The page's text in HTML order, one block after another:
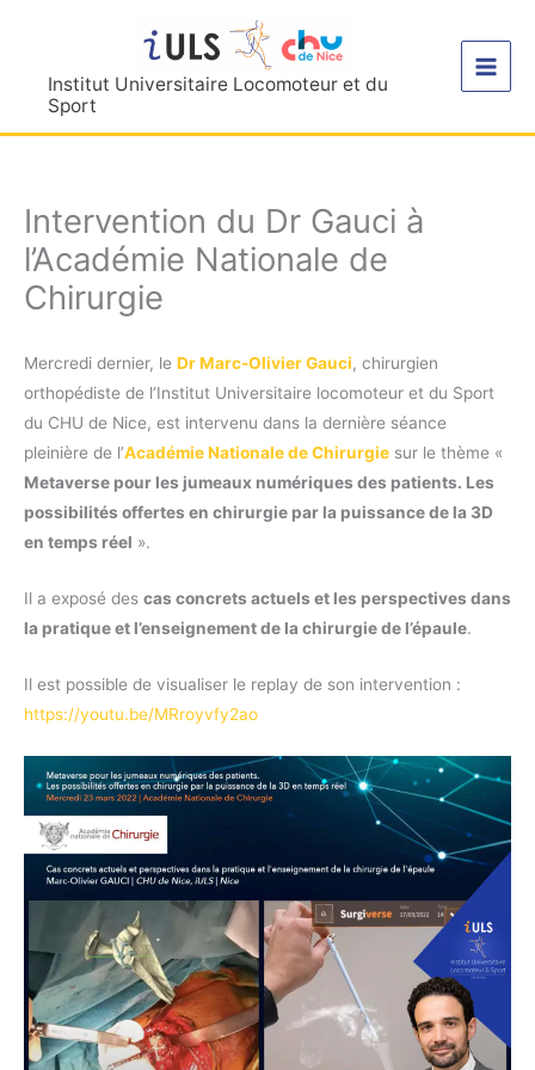
contenuInstitut Universitaire Locomoteur et du
Sport
Intervention du Dr Gauci à
l’Académie Nationale de
Chirurgie
Mercredi dernier, le Dr Marc-Olivier Gauci, chirurgien
orthopédiste de l’Institut Universitaire locomoteur et du Sport
du CHU de Nice, est intervenu dans la dernière séance
pleinière de l’Académie Nationale de Chirurgie sur le thème «
Metaverse pour les jumeaux numériques des patients. Les
possibilités offertes en chirurgie par la puissance de la 3D
en temps réel ».
Il a exposé des cas concrets actuels et les perspectives dans
la pratique et l’enseignement de la chirurgie de l’épaule.
Il est possible de visualiser le replay de son intervention :
https://youtu.be/MRroyvfy2ao